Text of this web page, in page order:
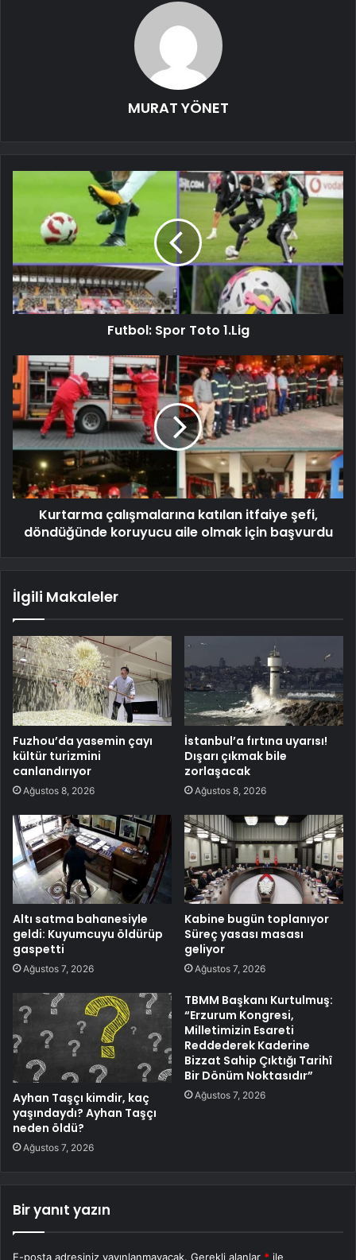
MURAT YÖNET
Futbol: Spor Toto 1.Lig
Kurtarma çalışmalarına katılan itfaiye şefi,
döndüğünde koruyucu aile olmak için başvurdu
İlgili Makaleler
Fuzhou’da yasemin çayı
kültür turizmini
canlandırıyor
Ağustos 8, 2026
İstanbul’a fırtına uyarısı!
Dışarı çıkmak bile
zorlaşacak
Ağustos 8, 2026
Altı satma bahanesiyle
geldi: Kuyumcuyu öldürüp
gaspetti
Ağustos 7, 2026
Kabine bugün toplanıyor
Süreç yasası masası
geliyor
Ağustos 7, 2026
Ayhan Taşçı kimdir, kaç
yaşındaydı? Ayhan Taşçı
neden öldü?
Ağustos 7, 2026
TBMM Başkanı Kurtulmuş:
“Erzurum Kongresi,
Milletimizin Esareti
Reddederek Kaderine
Bizzat Sahip Çıktığı Tarihî
Bir Dönüm Noktasıdır”
Ağustos 7, 2026
Bir yanıt yazın
E-posta adresiniz yayınlanmayacak. Gerekli alanlar * ile